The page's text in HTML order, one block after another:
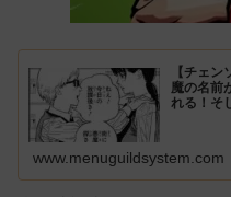
【チェ
魔の名前
れる！そ
www.menuguildsystem.com